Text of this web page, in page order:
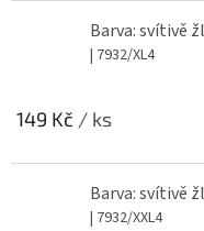
Barva: svítivě
| 7932/XL4
149 Kč / ks
Barva: svítivě
| 7932/XXL4